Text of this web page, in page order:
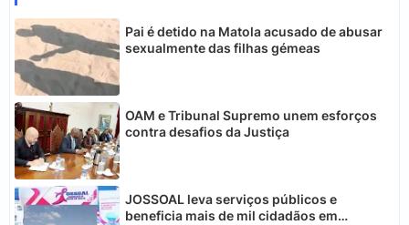
Pai é detido na Matola acusado de abusar
sexualmente das filhas gémeas
OAM e Tribunal Supremo unem esforços
contra desafios da Justiça
JOSSOAL leva serviços públicos e
beneficia mais de mil cidadãos em